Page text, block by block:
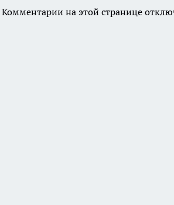
Комментарии на этой странице